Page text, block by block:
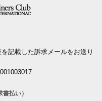
記載した訴求メールをお送り
書払い）